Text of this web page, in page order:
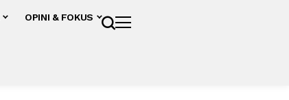
OPINI & FOKUS